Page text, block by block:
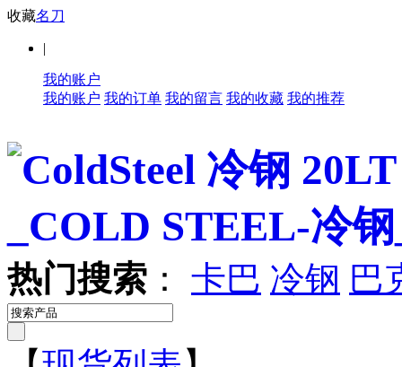
收藏名刀
|
我的账户
我的账户 我的订单 我的留言 我的收藏 我的推荐
热门搜索 ： 卡巴 冷钢 巴